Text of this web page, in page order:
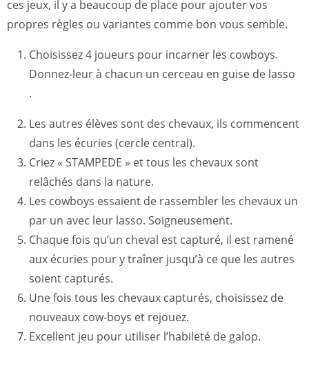
ces jeux, il y a beaucoup de place pour ajouter vos
propres règles ou variantes comme bon vous semble.
Choisissez 4 joueurs pour incarner les cowboys.
Donnez-leur à chacun un cerceau en guise de lasso
.
Les autres élèves sont des chevaux, ils commencent
dans les écuries (cercle central).
Criez « STAMPEDE » et tous les chevaux sont
relâchés dans la nature.
Les cowboys essaient de rassembler les chevaux un
par un avec leur lasso. Soigneusement.
Chaque fois qu’un cheval est capturé, il est ramené
aux écuries pour y traîner jusqu’à ce que les autres
soient capturés.
Une fois tous les chevaux capturés, choisissez de
nouveaux cow-boys et rejouez.
Excellent jeu pour utiliser l’habileté de galop.